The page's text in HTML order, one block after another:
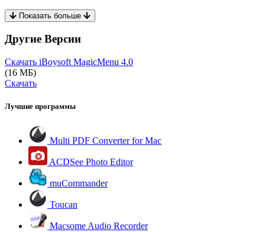
Показать больше
Другие Версии
Скачать iBoysoft MagicMenu 4.0
(16 МБ)
Скачать
Лучшие программы
Multi PDF Converter for Mac
ACDSee Photo Editor
muCommander
Toucan
Macsome Audio Recorder